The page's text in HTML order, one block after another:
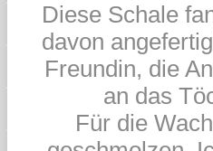
Diese Schale
davon
Freundin, die
an das
Für die